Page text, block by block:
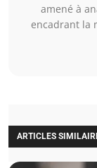
amené à
encadrant la
ARTICLES